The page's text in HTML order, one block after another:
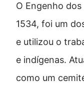
O Engenho
1534, foi um
e utilizou o
e indígenas.
como um